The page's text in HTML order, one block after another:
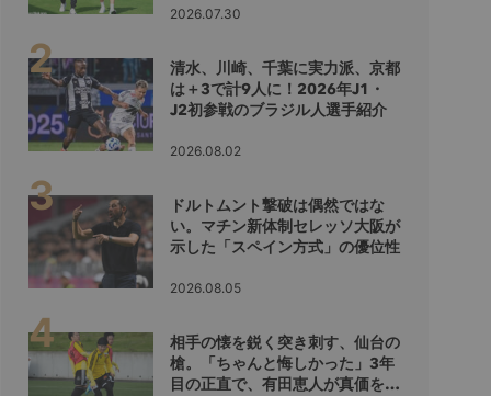
2026.07.30
清水、川崎、千葉に実力派、京都
は＋3で計9人に！2026年J1・
J2初参戦のブラジル人選手紹介
2026.08.02
ドルトムント撃破は偶然ではな
い。マチン新体制セレッソ大阪が
示した「スペイン方式」の優位性
2026.08.05
相手の懐を鋭く突き刺す、仙台の
槍。「ちゃんと悔しかった」3年
目の正直で、有田恵人が真価を示